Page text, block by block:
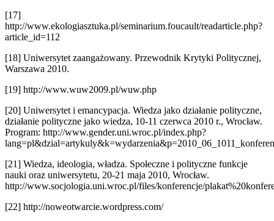
[17]
http://www.ekologiasztuka.pl/seminarium.foucault/readarticle.php?
article_id=112
[18] Uniwersytet zaangażowany. Przewodnik Krytyki Politycznej,
Warszawa 2010.
[19] http://www.wuw2009.pl/wuw.php
[20] Uniwersytet i emancypacja. Wiedza jako działanie polityczne,
działanie polityczne jako wiedza, 10-11 czerwca 2010 r., Wrocław.
Program: http://www.gender.uni.wroc.pl/index.php?
[21] Wiedza, ideologia, władza. Społeczne i polityczne funkcje
nauki oraz uniwersytetu, 20-21 maja 2010, Wrocław.
http://www.socjologia.uni.wroc.pl/files/konferencje/
[22] http://noweotwarcie.wordpress.com/